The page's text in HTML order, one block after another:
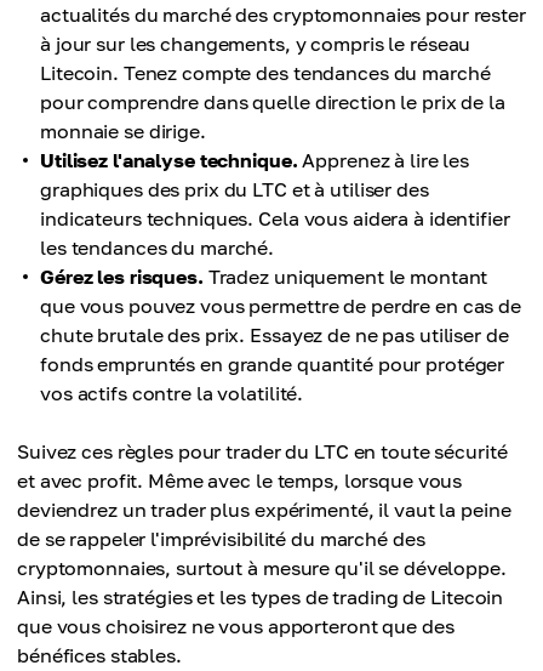
actualités du marché des cryptomonnaies pour rester
à jour sur les changements, y compris le réseau
Litecoin. Tenez compte des tendances du marché
pour comprendre dans quelle direction le prix de la
monnaie se dirige.
Utilisez l'analyse technique. Apprenez à lire les
graphiques des prix du LTC et à utiliser des
indicateurs techniques. Cela vous aidera à identifier
les tendances du marché.
Gérez les risques. Tradez uniquement le montant
que vous pouvez vous permettre de perdre en cas de
chute brutale des prix. Essayez de ne pas utiliser de
fonds empruntés en grande quantité pour protéger
vos actifs contre la volatilité.
Suivez ces règles pour trader du LTC en toute sécurité
et avec profit. Même avec le temps, lorsque vous
deviendrez un trader plus expérimenté, il vaut la peine
de se rappeler l'imprévisibilité du marché des
cryptomonnaies, surtout à mesure qu'il se développe.
Ainsi, les stratégies et les types de trading de Litecoin
que vous choisirez ne vous apporteront que des
bénéfices stables.